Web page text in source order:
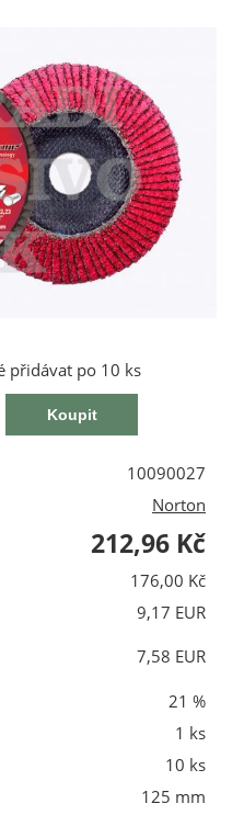
přidávat po 10 ks
10090027
Norton
212,96 Kč
176,00 Kč
9,17 EUR
7,58 EUR
21 %
1 ks
10 ks
125 mm